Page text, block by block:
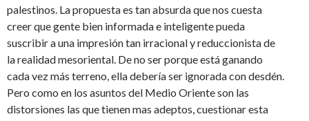
palestinos. La propuesta es tan absurda que nos cuesta
creer que gente bien informada e inteligente pueda
suscribir a una impresión tan irracional y reduccionista de
la realidad mesoriental. De no ser porque está ganando
cada vez más terreno, ella debería ser ignorada con desdén.
Pero como en los asuntos del Medio Oriente son las
distorsiones las que tienen mas adeptos, cuestionar esta